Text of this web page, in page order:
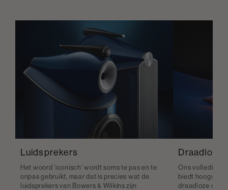
Luidsprekers
Het woord 'iconisch' wordt soms te pas en te
onpas gebruikt, maar dat is precies wat de
luidsprekers van Bowers & Wilkins zijn
Draadloze
Ons volledige
biedt
draadloze